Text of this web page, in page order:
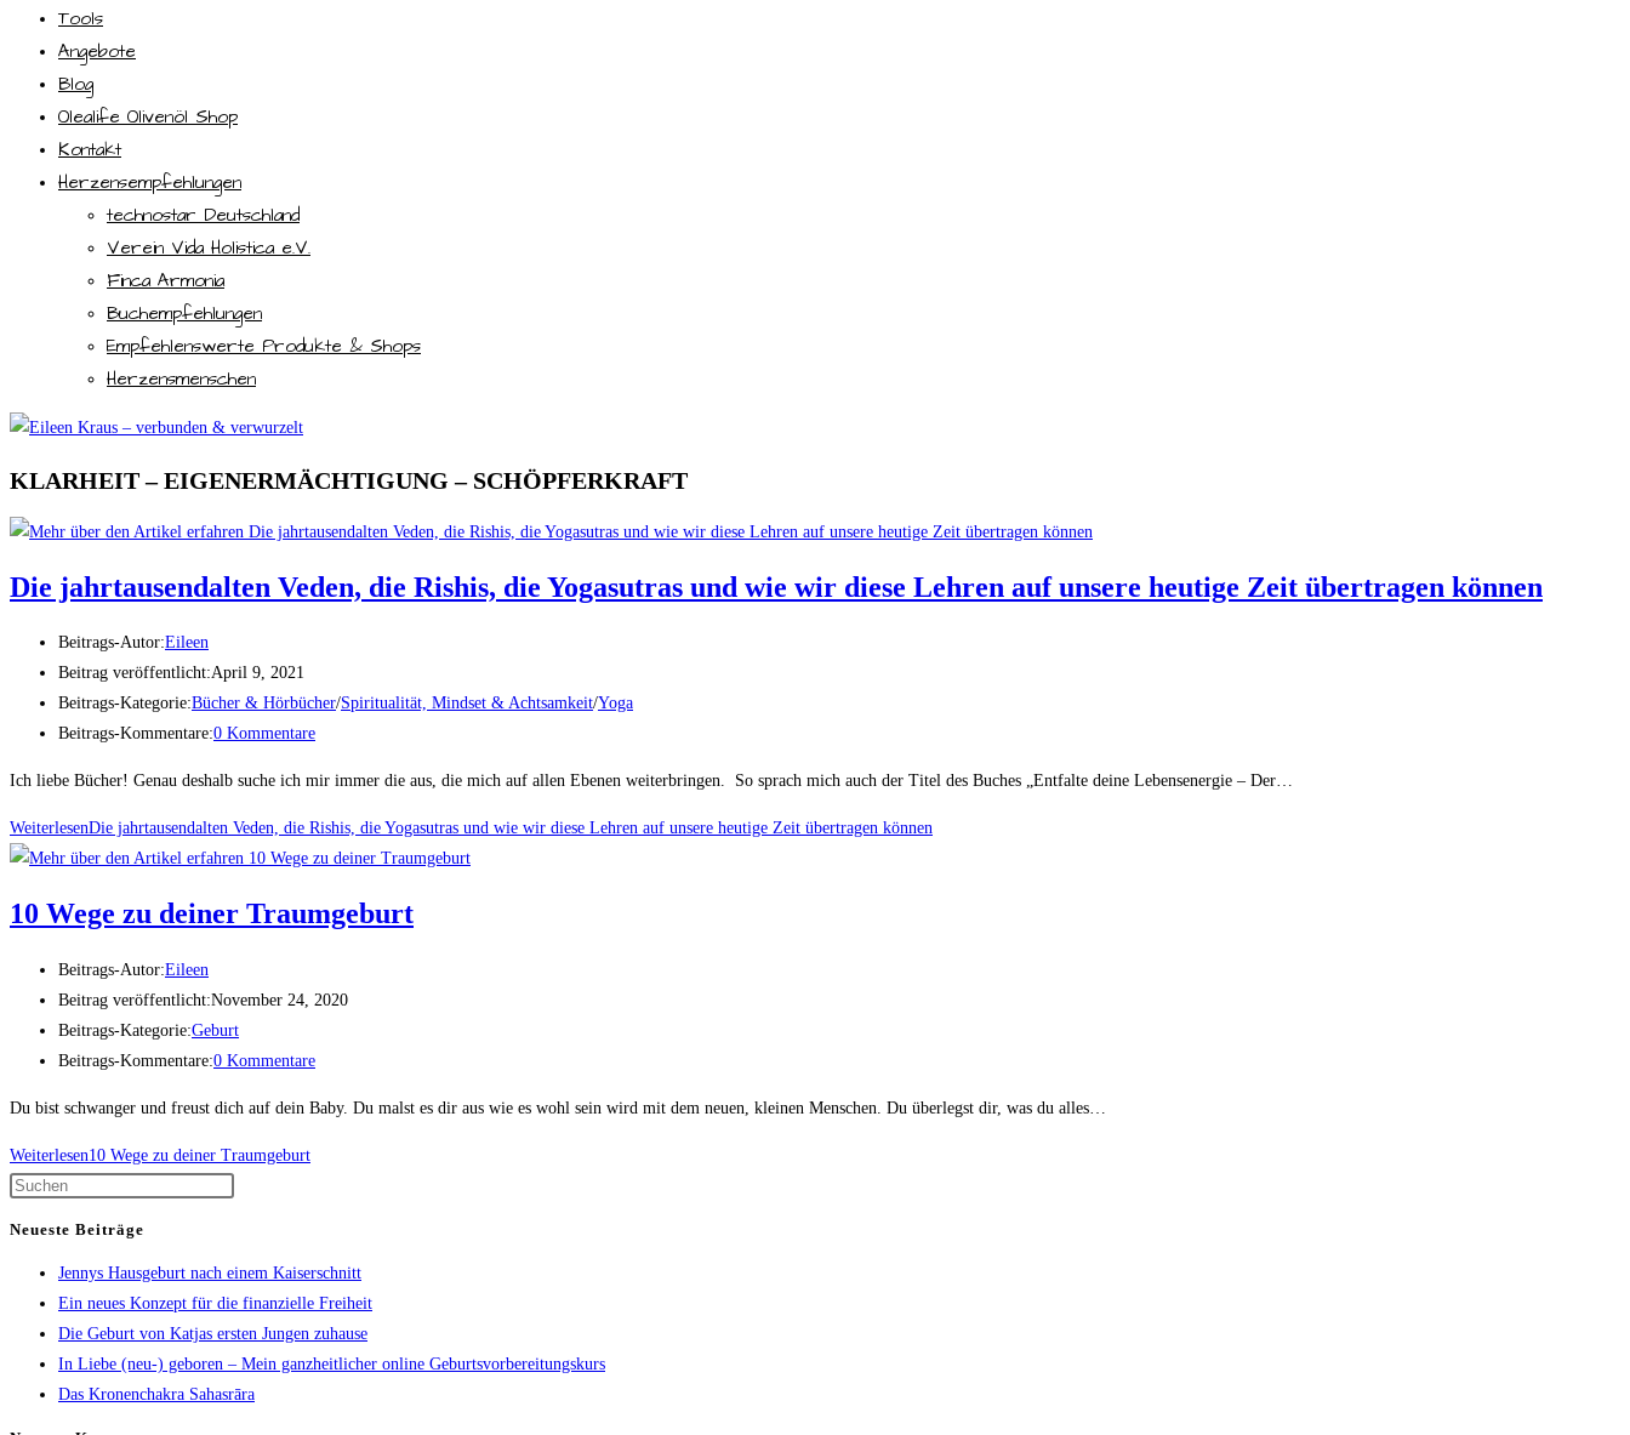
Tools
Angebote
Blog
Olealife Olivenöl Shop
Kontakt
Herzensempfehlungen
technostar Deutschland
Verein Vida Holistica e.V.
Finca Armonia
Buchempfehlungen
Empfehlenswerte Produkte & Shops
Herzensmenschen
KLARHEIT – EIGENERMÄCHTIGUNG – SCHÖPFERKRAFT
Die jahrtausendalten Veden, die Rishis, die Yogasutras und wie wir diese Lehren auf unsere heutige Zeit übertragen können
Beitrags-Autor:Eileen
Beitrag veröffentlicht:April 9, 2021
Beitrags-Kategorie:Bücher & Hörbücher/Spiritualität, Mindset & Achtsamkeit/Yoga
Beitrags-Kommentare:0 Kommentare
Ich liebe Bücher! Genau deshalb suche ich mir immer die aus, die mich auf allen Ebenen weiterbringen. So sprach mich auch der Titel des Buches „Entfalte deine Lebensenergie – Der…
WeiterlesenDie jahrtausendalten Veden, die Rishis, die Yogasutras und wie wir diese Lehren auf unsere heutige Zeit übertragen können
10 Wege zu deiner Traumgeburt
Beitrags-Autor:Eileen
Beitrag veröffentlicht:November 24, 2020
Beitrags-Kategorie:Geburt
Beitrags-Kommentare:0 Kommentare
Du bist schwanger und freust dich auf dein Baby. Du malst es dir aus wie es wohl sein wird mit dem neuen, kleinen Menschen. Du überlegst dir, was du alles…
Weiterlesen10 Wege zu deiner Traumgeburt
Neueste Beiträge
Jennys Hausgeburt nach einem Kaiserschnitt
Ein neues Konzept für die finanzielle Freiheit
Die Geburt von Katjas ersten Jungen zuhause
In Liebe (neu-) geboren – Mein ganzheitlicher online Geburtsvorbereitungskurs
Das Kronenchakra Sahasrāra